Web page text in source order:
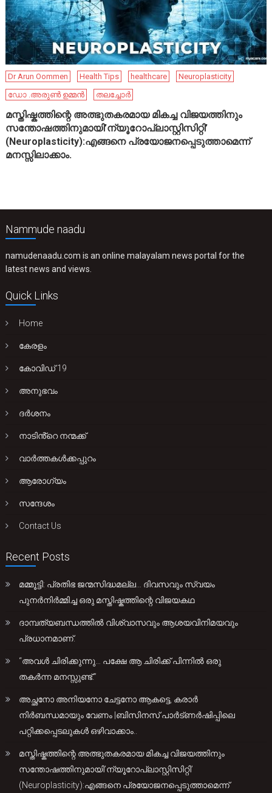
Dr Arun Oommen Health Tips healthcare
Neuroplasticity
ഡോ .അരുൺ ഉമ്മൻ
തലച്ചോർ
മസ്തിഷ്കത്തിന്റെ അത്ഭുതകരമായ മികച്ച വിജയത്തിനും
സന്തോഷത്തിനുമായി’ന്യൂറോപ്ലാസ്റ്റിസിറ്റി’
(Neuroplasticity):എങ്ങനെ പ്രയോജനപ്പെടുത്താമെന്ന്
മനസ്സിലാക്കാം.
Nammude naadu
namudenaadu.com is an online malayalam news portal for the
latest news and views.
Quick Links
Home
കേരളം
കോവിഡ് 19
അനുഭവം
ദർശനം
നാടിൻ്റെ നന്മക്ക്
വാർത്തകൾക്കപ്പുറം
ആരോഗ്യം
സന്ദേശം
Contact Us
Recent Posts
മമ്മൂട്ടി: പ്രതിഭ ജന്മസിദ്ധമല്ല… ദിവസവും സ്വയം
പുനർനിർമ്മിച്ച ഒരു മസ്തിഷ്കത്തിന്റെ വിജയകഥ
ദാമ്പത്യബന്ധത്തിൽ വിശ്വാസവും ആശയവിനിമയവും
പ്രധാനമാണ്.
“അവൾ ചിരിക്കുന്നു… പക്ഷേ ആ ചിരിക്ക് പിന്നിൽ ഒരു
തകർന്ന മനസ്സുണ്ട്.”
അച്ഛനോ അനിയനോ ചേട്ടനോ ആകട്ടെ, കരാർ
നിർബന്ധമായും വേണം |ബിസിനസ് പാർട്ണർഷിപ്പിലെ
പറ്റിക്കപ്പെടലുകൾ ഒഴിവാക്കാം..
മസ്തിഷ്കത്തിന്റെ അത്ഭുതകരമായ മികച്ച വിജയത്തിനും
സന്തോഷത്തിനുമായി’ന്യൂറോപ്ലാസ്റ്റിസിറ്റി’
(Neuroplasticity):എങ്ങനെ പ്രയോജനപ്പെടുത്താമെന്ന്